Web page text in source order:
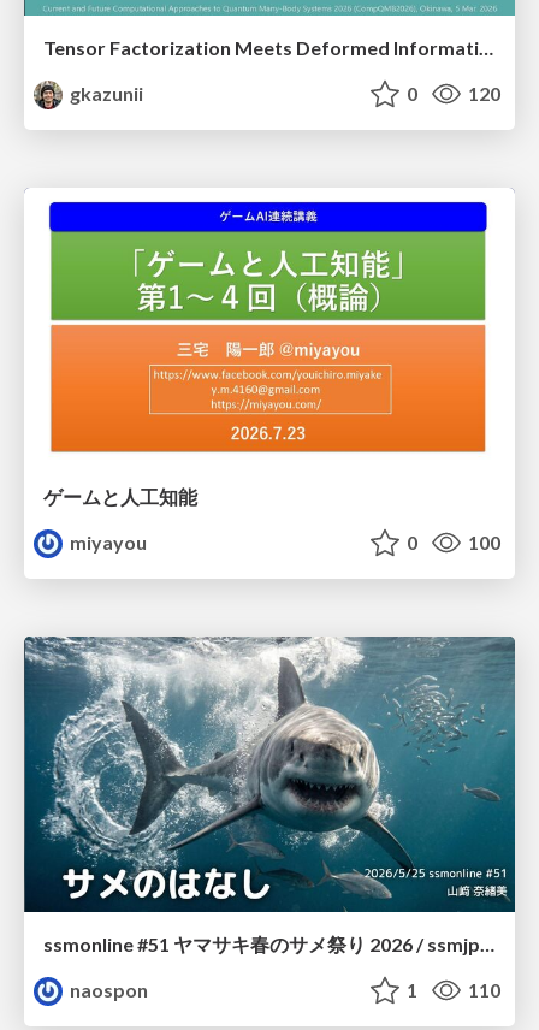
Tensor Factorization Meets Deformed Information Geometry: Convex Relaxation under Deformed Algebra
gkazunii
0 120
ゲームと人工知能
miyayou
0 100
ssmonline #51 ヤマサキ春のサメ祭り 2026 / ssmjp Yamasaki Spring JAWS Festival 2026
naospon
1 110